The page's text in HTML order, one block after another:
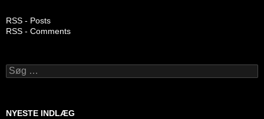
RSS - Posts
RSS - Comments
Søg
efter:
NYESTE INDLÆG